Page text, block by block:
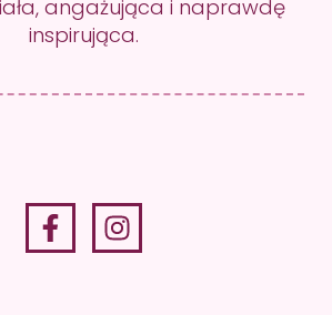
angażująca i naprawdę
inspirująca.